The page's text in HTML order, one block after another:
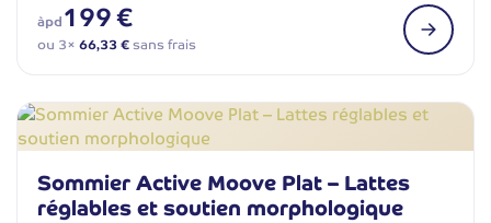
àpd199 €
ou 3× 66,33 €sans frais
Sommier Active Moove Plat – Lattes
réglables et soutien morphologique